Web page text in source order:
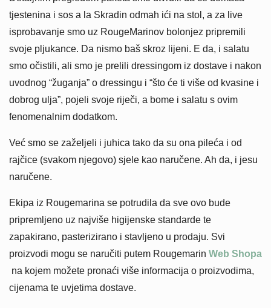
tjestenina i sos a la Skradin odmah ići na stol, a za live
isprobavanje smo uz RougeMarinov bolonjez pripremili
svoje pljukance. Da nismo baš skroz lijeni. E da, i salatu
smo očistili, ali smo je prelili dressingom iz dostave i nakon
uvodnog “žuganja” o dressingu i “što će ti više od kvasine i
dobrog ulja”, pojeli svoje riječi, a bome i salatu s ovim
fenomenalnim dodatkom.
Već smo se zaželjeli i juhica tako da su ona pileća i od
rajčice (svakom njegovo) sjele kao naručene. Ah da, i jesu
naručene.
Ekipa iz Rougemarina se potrudila da sve ovo bude
pripremljeno uz najviše higijenske standarde te
zapakirano, pasterizirano i stavljeno u prodaju. Svi
proizvodi mogu se naručiti putem Rougemarin Web Shopa
na kojem možete pronaći više informacija o proizvodima,
cijenama te uvjetima dostave.